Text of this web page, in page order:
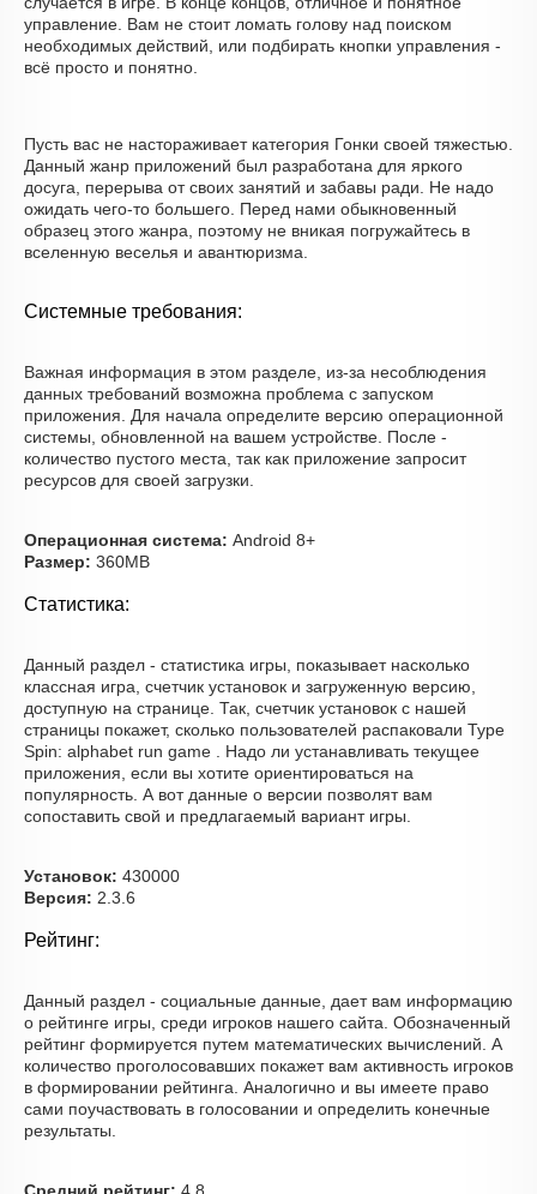
управление. Вам не стоит ломать голову над поиском
необходимых действий, или подбирать кнопки управления -
всё просто и понятно.
Пусть вас не настораживает категория Гонки своей тяжестью.
Данный жанр приложений был разработана для яркого
досуга, перерыва от своих занятий и забавы ради. Не надо
ожидать чего-то большего. Перед нами обыкновенный
образец этого жанра, поэтому не вникая погружайтесь в
вселенную веселья и авантюризма.
Системные требования:
Важная информация в этом разделе, из-за несоблюдения
данных требований возможна проблема с запуском
приложения. Для начала определите версию операционной
системы, обновленной на вашем устройстве. После -
количество пустого места, так как приложение запросит
ресурсов для своей загрузки.
Операционная система: Android 8+
Размер: 360MB
Статистика:
Данный раздел - статистика игры, показывает насколько
классная игра, счетчик установок и загруженную версию,
доступную на странице. Так, счетчик установок с нашей
страницы покажет, сколько пользователей распаковали Type
Spin: alphabet run game . Надо ли устанавливать текущее
приложения, если вы хотите ориентироваться на
популярность. А вот данные о версии позволят вам
сопоставить свой и предлагаемый вариант игры.
Установок: 430000
Версия: 2.3.6
Рейтинг:
Данный раздел - социальные данные, дает вам информацию
о рейтинге игры, среди игроков нашего сайта. Обозначенный
рейтинг формируется путем математических вычислений. А
количество проголосовавших покажет вам активность игроков
в формировании рейтинга. Аналогично и вы имеете право
сами поучаствовать в голосовании и определить конечные
результаты.